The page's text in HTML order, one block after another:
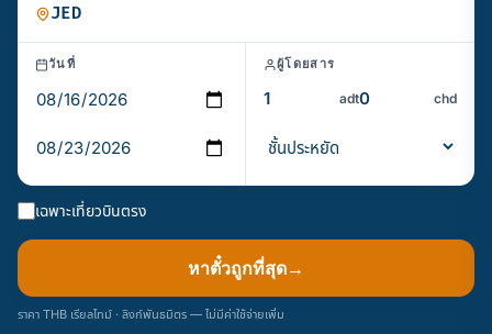
วันที่ ผู้โดยสาร
adt chd
เฉพาะเที่ยวบินตรง
หาตั๋วถูกที่สุด→
ราคา THB เรียลไทม์ · ลิงก์พันธมิตร — ไม่มีค่าใช้จ่ายเพิ่ม